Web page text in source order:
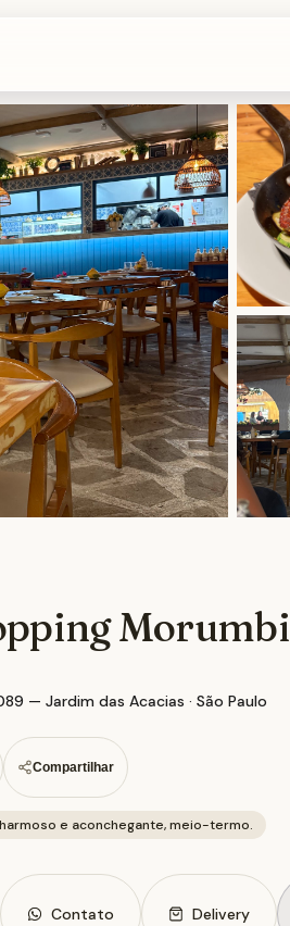
Morumbi
— Jardim das Acacias · São Paulo
Compartilhar
e aconchegante, meio-termo.
Contato Delivery